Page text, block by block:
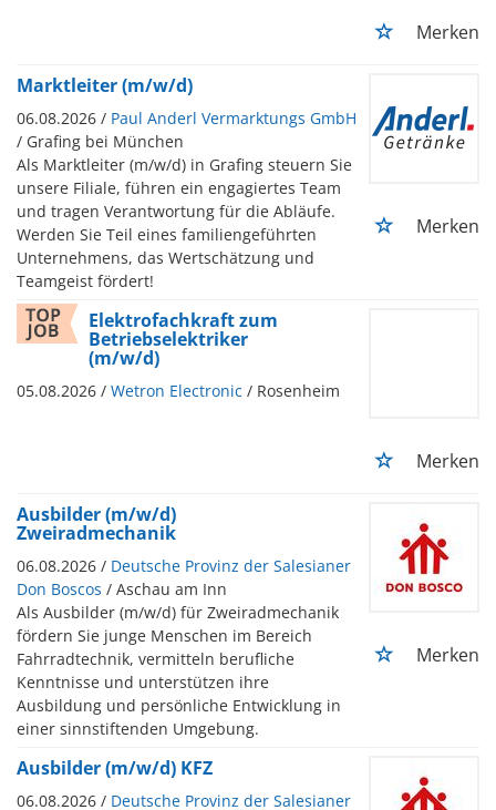
Merken
Marktleiter (m/w/d)
06.08.2026 / Paul Anderl Vermarktungs GmbH
/ Grafing bei München
Als Marktleiter (m/w/d) in Grafing steuern Sie
unsere Filiale, führen ein engagiertes Team
und tragen Verantwortung für die Abläufe.
Werden Sie Teil eines familiengeführten
Unternehmens, das Wertschätzung und
Teamgeist fördert!
Merken
Elektrofachkraft zum
Betriebselektriker
(m/w/d)
05.08.2026 / Wetron Electronic / Rosenheim
Merken
Ausbilder (m/w/d)
Zweiradmechanik
06.08.2026 / Deutsche Provinz der Salesianer
Don Boscos / Aschau am Inn
Als Ausbilder (m/w/d) für Zweiradmechanik
fördern Sie junge Menschen im Bereich
Fahrradtechnik, vermitteln berufliche
Kenntnisse und unterstützen ihre
Ausbildung und persönliche Entwicklung in
einer sinnstiftenden Umgebung.
Merken
Ausbilder (m/w/d) KFZ
06.08.2026 / Deutsche Provinz der Salesianer